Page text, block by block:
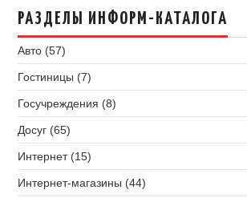
РАЗДЕЛЫ ИНФОРМ-КАТАЛОГА
Авто (57)
Гостиницы (7)
Госучреждения (8)
Досуг (65)
Интернет (15)
Интернет-магазины (44)